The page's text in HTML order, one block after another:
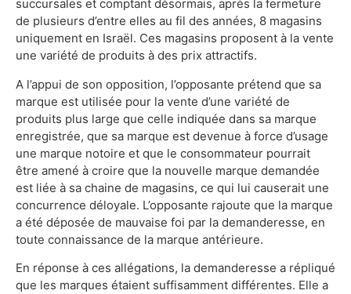
succursales et comptant désormais, après la fermeture
de plusieurs d’entre elles au fil des années, 8 magasins
uniquement en Israël. Ces magasins proposent à la vente
une variété de produits à des prix attractifs.
A l’appui de son opposition, l’opposante prétend que sa
marque est utilisée pour la vente d’une variété de
produits plus large que celle indiquée dans sa marque
enregistrée, que sa marque est devenue à force d’usage
une marque notoire et que le consommateur pourrait
être amené à croire que la nouvelle marque demandée
est liée à sa chaine de magasins, ce qui lui causerait une
concurrence déloyale. L’opposante rajoute que la marque
a été déposée de mauvaise foi par la demanderesse, en
toute connaissance de la marque antérieure.
En réponse à ces allégations, la demanderesse a répliqué
que les marques étaient suffisamment différentes. Elle a